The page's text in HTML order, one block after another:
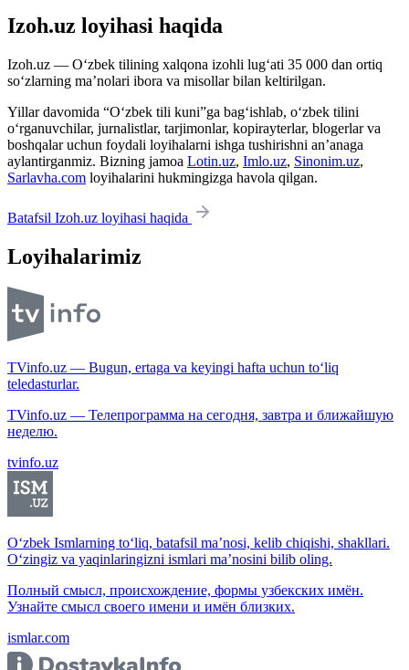
Izoh.uz loyihasi haqida
Izoh.uz — O‘zbek tilining xalqona izohli lug‘ati 35 000 dan ortiq
so‘zlarning ma’nolari ibora va misollar bilan keltirilgan.
Yillar davomida “O‘zbek tili kuni”ga bag‘ishlab, o‘zbek tilini
o‘rganuvchilar, jurnalistlar, tarjimonlar, kopirayterlar, blogerlar va
boshqalar uchun foydali loyihalarni ishga tushirishni an’anaga
aylantirganmiz. Bizning jamoa Lotin.uz, Imlo.uz, Sinonim.uz,
Sarlavha.com loyihalarini hukmingizga havola qilgan.
Batafsil Izoh.uz loyihasi haqida
Loyihalarimiz
TVinfo.uz — Bugun, ertaga va keyingi hafta uchun to‘liq
teledasturlar.
TVinfo.uz — Телепрограмма на сегодня, завтра и ближайшую
неделю.
tvinfo.uz
O‘zbek Ismlarning to‘liq, batafsil ma’nosi, kelib chiqishi, shakllari.
O‘zingiz va yaqinlaringizni ismlari ma’nosini bilib oling.
Полный смысл, происхождение, формы узбекских имён.
Узнайте смысл своего имени и имён близких.
ismlar.com